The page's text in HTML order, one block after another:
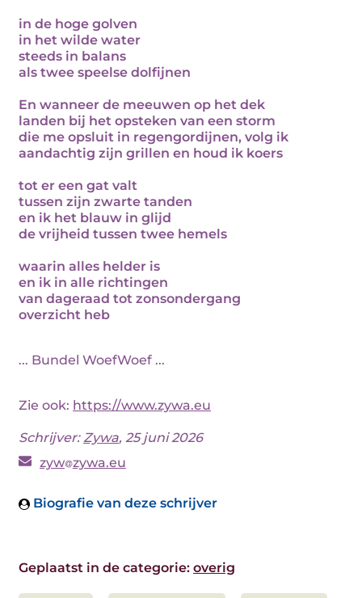
in de hoge golven
in het wilde water
steeds in balans
als twee speelse dolfijnen
En wanneer de meeuwen op het dek
landen bij het opsteken van een storm
die me opsluit in regengordijnen, volg ik
aandachtig zijn grillen en houd ik koers
tot er een gat valt
tussen zijn zwarte tanden
en ik het blauw in glijd
de vrijheid tussen twee hemels
waarin alles helder is
en ik in alle richtingen
van dageraad tot zonsondergang
overzicht heb
... Bundel WoefWoef ...
Zie ook: https://www.zywa.eu
Schrijver:Zywa, 25 juni 2026
zyw zywa.eu
Biografie van deze schrijver
Geplaatst in de categorie: overig